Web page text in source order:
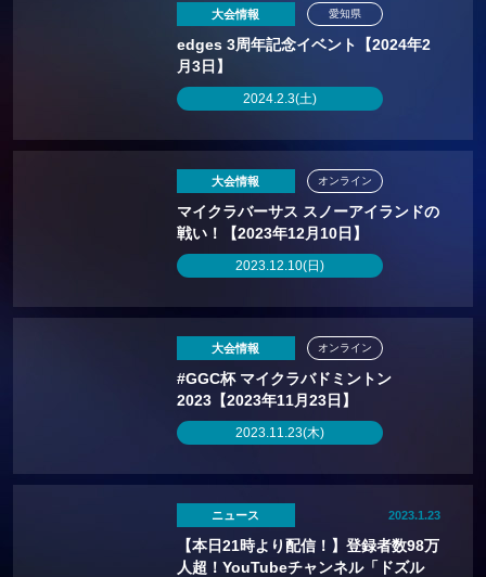
大会情報
edges 3周年記念イベント【2024年2
月3日】
2024.2.3(土)
愛知県
大会情報
マイクラバーサス スノーアイランドの
戦い！【2023年12月10日】
2023.12.10(日)
オンライン
大会情報
#GGC杯 マイクラバドミントン
2023【2023年11月23日】
2023.11.23(木)
オンライン
ニュース 2023.1.23
【本日21時より配信！】登録者数98万
人超！YouTubeチャンネル「ドズル